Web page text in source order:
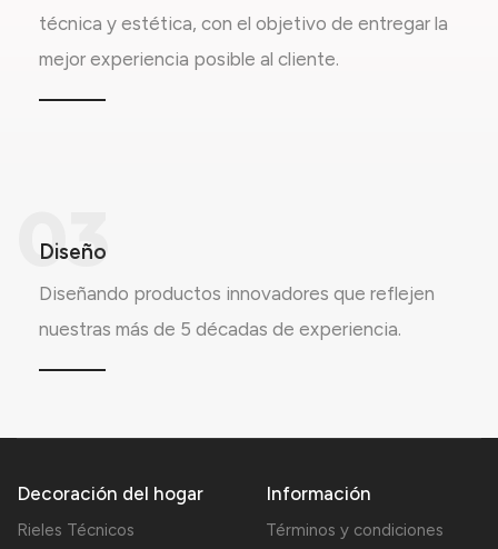
técnica y estética, con el objetivo de entregar la
mejor experiencia posible al cliente.
03
Diseño
Diseñando productos innovadores que reflejen
nuestras más de 5 décadas de experiencia.
Decoración del hogar
Rieles Técnicos
Información
Términos y condiciones